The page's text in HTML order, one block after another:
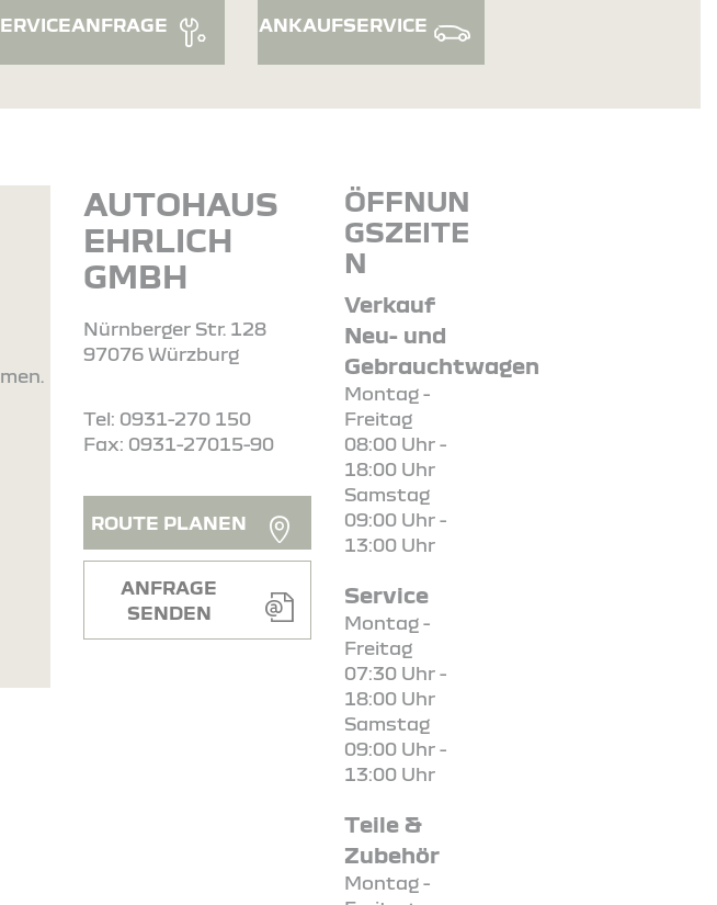
ANKAUFSERVICE
AUTOHAUS
EHRLICH
GMBH
Nürnberger Str. 128
97076 Würzburg
Tel: 0931-270 150
Fax: 0931-27015-90
ROUTE PLANEN
ANFRAGE
SENDEN
ÖFFNUN
GSZEITE
N
Verkauf
Neu- und
Gebrauchtwagen
Montag -
Freitag
08:00 Uhr -
18:00 Uhr
Samstag
09:00 Uhr -
13:00 Uhr
Service
Montag -
Freitag
07:30 Uhr -
18:00 Uhr
Samstag
09:00 Uhr -
13:00 Uhr
Teile &
Zubehör
Montag -